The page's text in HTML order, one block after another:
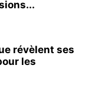
révèlent ses
les